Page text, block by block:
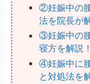
②妊娠中の
法を院長が
③妊娠中の
寝方を解説！
④妊娠中に
と対処法を